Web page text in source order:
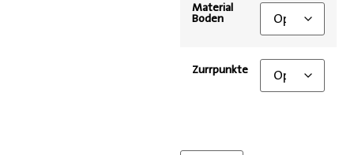
Material
Boden
Zurrpunkte